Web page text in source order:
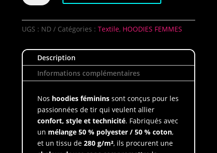
Hoodie
Brass
Shops
Femme
UGS : ND Catégories : Textile, HOODIES FEMMES
Description
Informations complémentaires
Nos hoodies fémininssont conçus pour les
passionnées de tir qui veulent allier
confort, style et technicité. Fabriqués avec
un mélange 50 % polyester / 50 % coton,
et un tissu de 280 g/m², ils procurent une